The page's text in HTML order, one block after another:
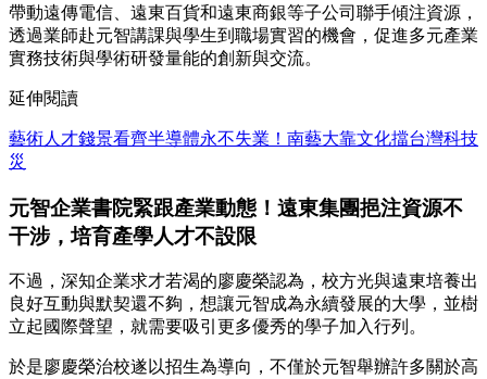
帶動遠傳電信、遠東百貨和遠東商銀等子公司聯手傾注資源，
透過業師赴元智講課與學生到職場實習的機會，促進多元產業
實務技術與學術研發量能的創新與交流。
延伸閱讀
藝術人才錢景看齊半導體永不失業！南藝大靠文化擋台灣科技
災
元智企業書院緊跟產業動態！遠東集團挹注資源不
干涉，培育產學人才不設限
不過，深知企業求才若渴的廖慶榮認為，校方光與遠東培養出
良好互動與默契還不夠，想讓元智成為永續發展的大學，並樹
立起國際聲望，就需要吸引更多優秀的學子加入行列。
於是廖慶榮治校遂以招生為導向，不僅於元智舉辦許多關於高